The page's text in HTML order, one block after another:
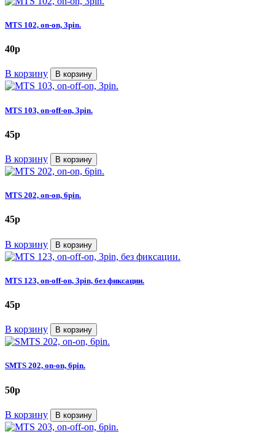
MTS 102, on-on, 3pin.
40p
В корзину В корзину
MTS 103, on-off-on, 3pin.
45p
В корзину В корзину
MTS 202, on-on, 6pin.
45p
В корзину В корзину
MTS 123, on-off-on, 3pin, без фиксации.
45p
В корзину В корзину
SMTS 202, on-on, 6pin.
50p
В корзину В корзину